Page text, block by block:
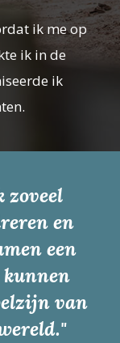
ik me op
ik in de
ik
en
een
van